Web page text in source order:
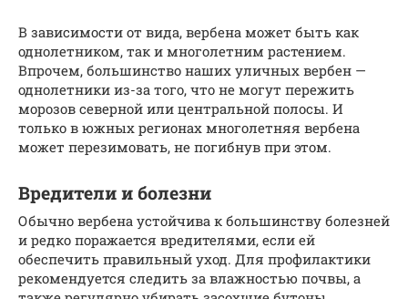
В зависимости от вида, вербена может быть как
однолетником, так и многолетним растением.
Впрочем, большинство наших уличных вербен —
однолетники из-за того, что не могут пережить
морозов северной или центральной полосы. И
только в южных регионах многолетняя вербена
может перезимовать, не погибнув при этом.
Вредители и болезни
Обычно вербена устойчива к большинству болезней
и редко поражается вредителями, если ей
обеспечить правильный уход. Для профилактики
рекомендуется следить за влажностью почвы, а